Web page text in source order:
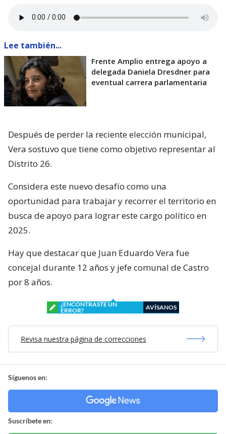
Lee también...
Frente Amplio entrega apoyo a
delegada Daniela Dresdner para
eventual carrera parlamentaria
Después de perder la reciente elección municipal,
Vera sostuvo que tiene como objetivo representar al
Distrito 26.
Considera este nuevo desafío como una
oportunidad para trabajar y recorrer el territorio en
busca de apoyo para lograr este cargo político en
2025.
Hay que destacar que Juan Eduardo Vera fue
concejal durante 12 años y jefe comunal de Castro
por 8 años.
¿ENCONTRASTE UN
ERROR?
AVÍSANOS
Revisa nuestra página de correcciones
Síguenos en:
Suscríbete en: